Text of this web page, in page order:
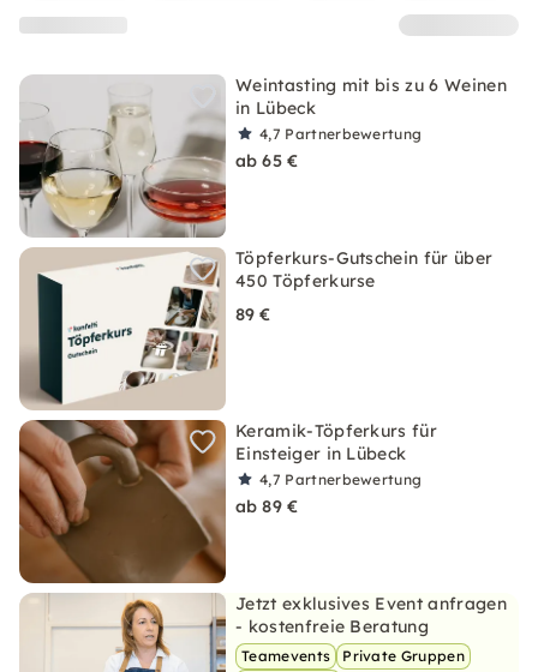
Weintasting mit bis zu 6 Weinen
in Lübeck
4,7 Partnerbewertung
ab 65 €
Töpferkurs-Gutschein für über
450 Töpferkurse
89 €
Keramik-Töpferkurs für
Einsteiger in Lübeck
4,7 Partnerbewertung
ab 89 €
Jetzt exklusives Event anfragen
- kostenfreie Beratung
Teamevents
Private Gruppen